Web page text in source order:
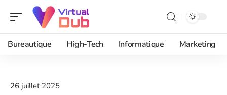
Bureautique High-Tech Informatique Marketing
26 juillet 2025